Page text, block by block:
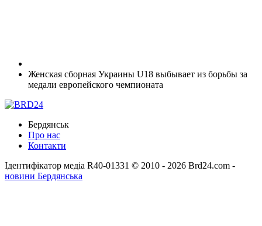
Женская сборная Украины U18 выбывает из борьбы за
медали европейского чемпионата
Бердянськ
Про нас
Контакти
Ідентифікатор медіа R40-01331 © 2010 - 2026 Brd24.com -
новини Бердянська